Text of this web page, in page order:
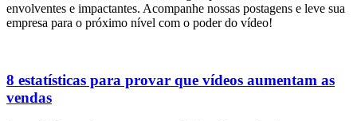
envolventes e impactantes. Acompanhe nossas postagens e leve sua
empresa para o próximo nível com o poder do vídeo!
8 estatísticas para provar que vídeos aumentam as
vendas